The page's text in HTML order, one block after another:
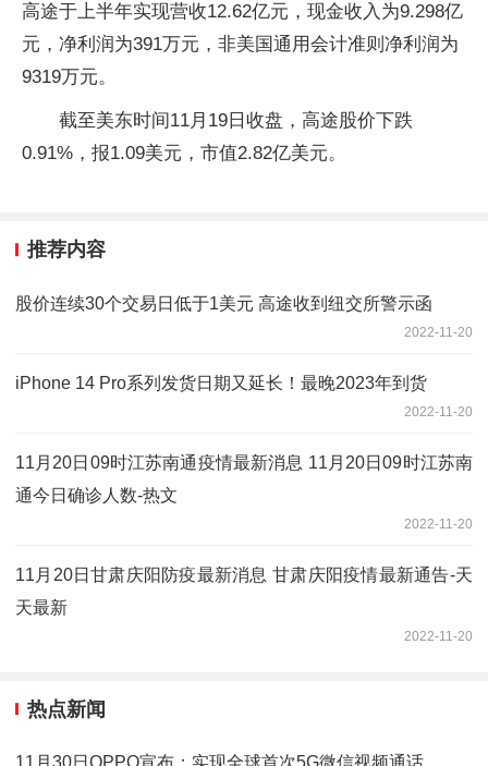
高途于上半年实现营收12.62亿元，现金收入为9.298亿
元，净利润为391万元，非美国通用会计准则净利润为
9319万元。
截至美东时间11月19日收盘，高途股价下跌
0.91%，报1.09美元，市值2.82亿美元。
推荐内容
股价连续30个交易日低于1美元 高途收到纽交所警示函
2022-11-20
iPhone 14 Pro系列发货日期又延长！最晚2023年到货
2022-11-20
11月20日09时江苏南通疫情最新消息 11月20日09时江苏南
通今日确诊人数-热文
2022-11-20
11月20日甘肃庆阳防疫最新消息 甘肃庆阳疫情最新通告-天
天最新
2022-11-20
热点新闻